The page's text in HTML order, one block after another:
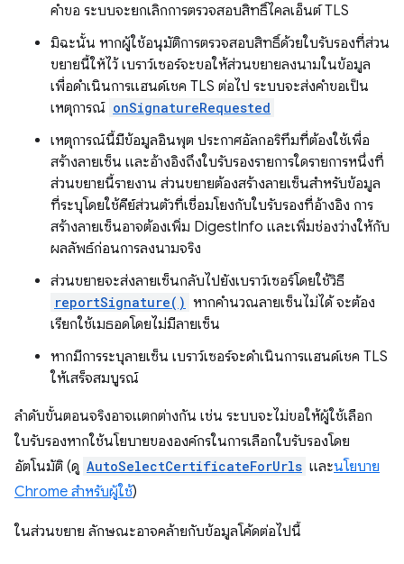
คำขอ ระบบจะยกเลิกการตรวจสอบสิทธิ์ไคลเอ็นต์ TLS
มิฉะนั้น หากผู้ใช้อนุมัติการตรวจสอบสิทธิ์ด้วยใบรับรองที่ส่วน
ขยายนี้ให้ไว้ เบราว์เซอร์จะขอให้ส่วนขยายลงนามในข้อมูล
เพื่อดำเนินการแฮนด์เชค TLS ต่อไป ระบบจะส่งคำขอเป็น
เหตุการณ์ onSignatureRequested
เหตุการณ์นี้มีข้อมูลอินพุต ประกาศอัลกอริทึมที่ต้องใช้เพื่อ
สร้างลายเซ็น และอ้างอิงถึงใบรับรองรายการใดรายการหนึ่งที่
ส่วนขยายนี้รายงาน ส่วนขยายต้องสร้างลายเซ็นสำหรับข้อมูล
ที่ระบุโดยใช้คีย์ส่วนตัวที่เชื่อมโยงกับใบรับรองที่อ้างอิง การ
สร้างลายเซ็นอาจต้องเพิ่ม DigestInfo และเพิ่มช่องว่างให้กับ
ผลลัพธ์ก่อนการลงนามจริง
ส่วนขยายจะส่งลายเซ็นกลับไปยังเบราว์เซอร์โดยใช้วิธี
reportSignature() หากคำนวณลายเซ็นไม่ได้ จะต้อง
เรียกใช้เมธอดโดยไม่มีลายเซ็น
หากมีการระบุลายเซ็น เบราว์เซอร์จะดำเนินการแฮนด์เชค TLS
ให้เสร็จสมบูรณ์
ลำดับขั้นตอนจริงอาจแตกต่างกัน เช่น ระบบจะไม่ขอให้ผู้ใช้เลือก
ใบรับรองหากใช้นโยบายขององค์กรในการเลือกใบรับรองโดย
อัตโนมัติ (ดู AutoSelectCertificateForUrls และนโยบาย
Chrome สำหรับผู้ใช้)
ในส่วนขยาย ลักษณะอาจคล้ายกับข้อมูลโค้ดต่อไปนี้